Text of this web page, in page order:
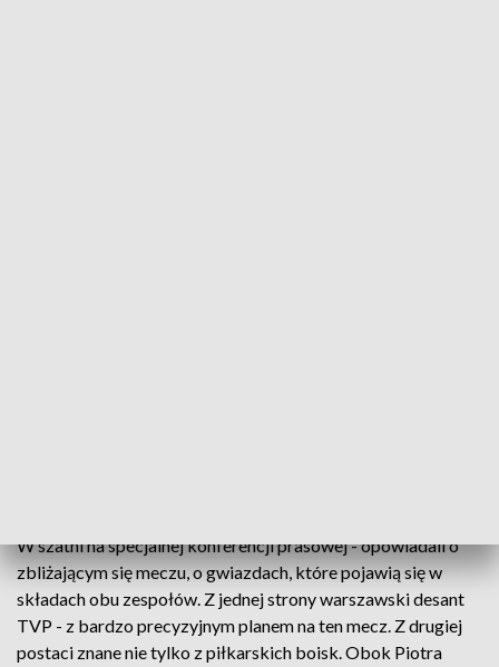
W szatni na specjalnej konferencji prasowej - opowiadali o
zbliżającym się meczu, o gwiazdach, które pojawią się w
składach obu zespołów. Z jednej strony warszawski desant
TVP - z bardzo precyzyjnym planem na ten mecz. Z drugiej
postaci znane nie tylko z piłkarskich boisk. Obok Piotra